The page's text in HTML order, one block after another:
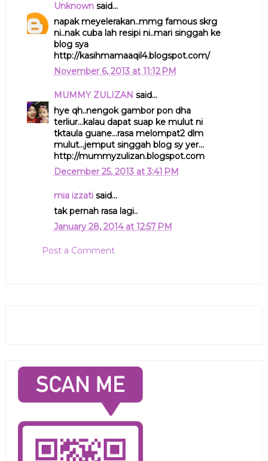
Unknownsaid...
napak meyelerakan..mmg famous skrg
ni..nak cuba lah resipi ni..mari singgah ke
blog sya
http://kasihmamaaqil4.blogspot.com/
November 6, 2013 at 11:12 PM
MUMMY ZULIZAN said...
hye qh..nengok gambor pon dha
terliur...kalau dapat suap ke mulut ni
tktaula guane...rasa melompat2 dlm
mulut...jemput singgah blog sy yer...
http://mummyzulizan.blogspot.com
December 25, 2013 at 3:41 PM
mia izzatisaid...
tak pernah rasa lagi..
January 28, 2014 at 12:57 PM
Post a Comment